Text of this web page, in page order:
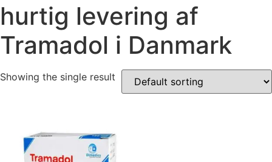
hurtig levering af
Tramadol i Danmark
Showing the single result